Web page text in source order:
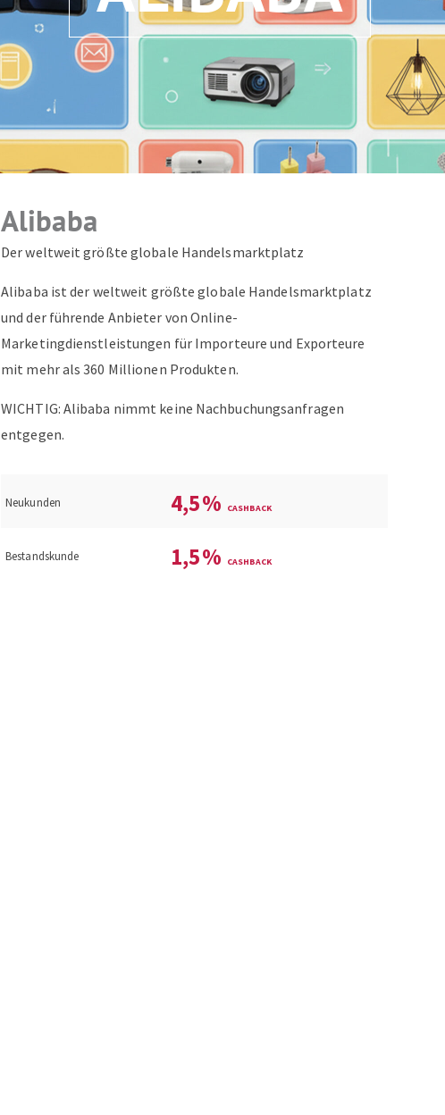
Alibaba
Der weltweit größte globale Handelsmarktplatz
Alibaba ist der weltweit größte globale Handelsmarktplatz
und der führende Anbieter von Online-
Marketingdienstleistungen für Importeure und Exporteure
mit mehr als 360 Millionen Produkten.
WICHTIG: Alibaba nimmt keine Nachbuchungsanfragen
entgegen.
Neukunden 4,5%
Bestandskunde 1,5%
ZUM NEWSLETTER ANMELDEN